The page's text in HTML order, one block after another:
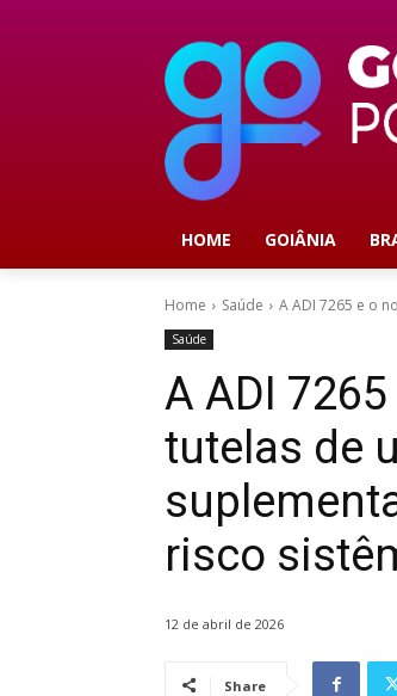
HOME GOIÂNIA
Home Saúde A ADI 7265 e o
Saúde
A ADI
tutelas de
risco
12 de abril de 2026
Share